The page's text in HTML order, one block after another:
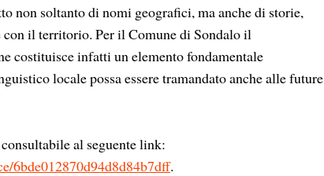
non soltanto di nomi geografici, ma anche di storie,
il territorio. Per il Comune di Sondalo il
costituisce infatti un elemento fondamentale
locale possa essere tramandato anche alle future
al seguente link:
6bde012870d94d8d84b7dff.